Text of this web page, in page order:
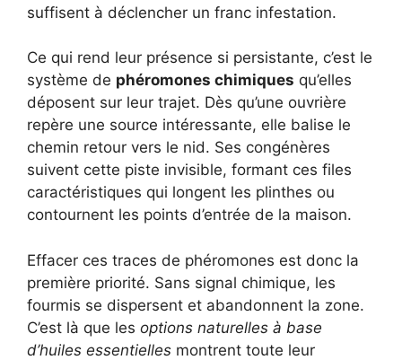
suffisent à déclencher un franc infestation.
Ce qui rend leur présence si persistante, c’est le
système de phéromones chimiques qu’elles
déposent sur leur trajet. Dès qu’une ouvrière
repère une source intéressante, elle balise le
chemin retour vers le nid. Ses congénères
suivent cette piste invisible, formant ces files
caractéristiques qui longent les plinthes ou
contournent les points d’entrée de la maison.
Effacer ces traces de phéromones est donc la
première priorité. Sans signal chimique, les
fourmis se dispersent et abandonnent la zone.
C’est là que les options naturelles à base
d’huiles essentielles montrent toute leur